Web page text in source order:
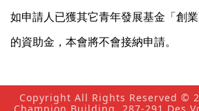
如申請人已獲其它青年發展基金「創
的資助金，本會將不會接納申請。
Copyright All Rights Reserved ©